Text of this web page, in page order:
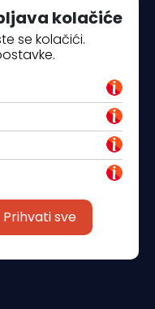
kolačiće
se kolačići.
Prihvati sve